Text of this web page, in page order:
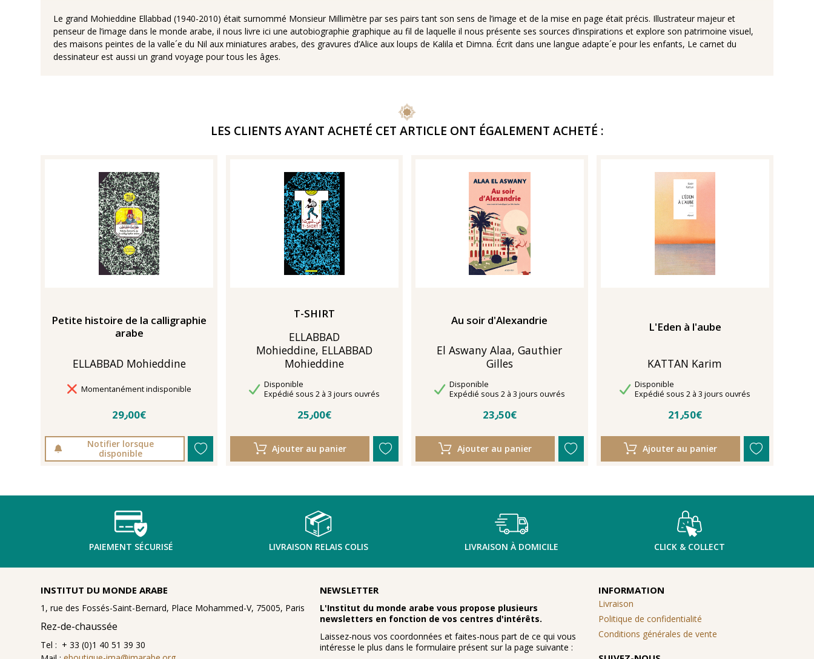
Le grand Mohieddine Ellabbad (1940-2010) était surnommé Monsieur Millimètre par ses pairs tant son sens de l’image et de la mise en page était précis. Illustrateur majeur et
penseur de l’image dans le monde arabe, il nous livre ici une autobiographie graphique au fil de laquelle il nous présente ses sources d’inspirations et explore son patrimoine visuel,
des maisons peintes de la valle´e du Nil aux miniatures arabes, des gravures d’Alice aux loups de Kalila et Dimna. Écrit dans une langue adapte´e pour les enfants, Le carnet du
dessinateur est aussi un grand voyage pour tous les âges.
LES CLIENTS AYANT ACHETÉ CET ARTICLE ONT ÉGALEMENT ACHETÉ :
Petite histoire de la calligraphie
arabe
ELLABBAD Mohieddine
Délais de livraison
Momentanément indisponible
29٫00€
Notifier lorsque
disponible
T-SHIRT
ELLABBAD
Mohieddine, ELLABBAD
Mohieddine
Disponibilité
Disponible
Délais de livraison
Expédié sous 2 à 3 jours ouvrés
25٫00€
Ajouter au panier
Au soir d'Alexandrie
El Aswany Alaa, Gauthier
Gilles
Disponibilité
Disponible
Délais de livraison
Expédié sous 2 à 3 jours ouvrés
23٫50€
Ajouter au panier
L'Eden à l'aube
KATTAN Karim
Disponibilité
Disponible
Délais de livraison
Expédié sous 2 à 3 jours ouvrés
21٫50€
Ajouter au panier
PAIEMENT SÉCURISÉ LIVRAISON RELAIS COLIS LIVRAISON À DOMICILE CLICK & COLLECT
INSTITUT DU MONDE ARABE
1, rue des Fossés-Saint-Bernard, Place Mohammed-V, 75005, Paris
Rez-de-chaussée
Tel : + 33 (0)1 40 51 39 30
NEWSLETTER
L'Institut du monde arabe vous propose plusieurs
newsletters en fonction de vos centres d'intérêts.
Laissez-nous vos coordonnées et faites-nous part de ce qui vous
intéresse le plus dans le formulaire présent sur la page suivante :
INFORMATION
Livraison
Politique de confidentialité
Conditions générales de vente